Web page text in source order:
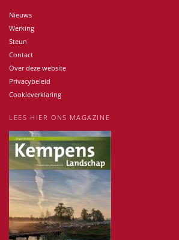
Nieuws
Werking
Steun
Contact
Over deze website
Privacybeleid
Cookieverklaring
LEES HIER ONS MAGAZINE